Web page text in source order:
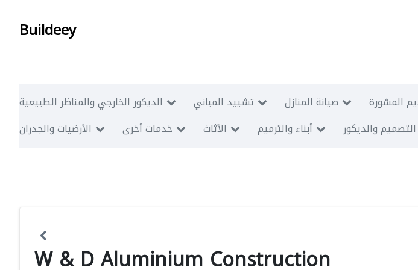
Buildeey
الديكور الخارجي والمناظر الطبيعية تشييد المباني صيانة المنازل المشورة
الأرضيات والجدران
خدمات أخرى الأثاث أبناء والترميم التصميم والديكور
W & D Aluminium Construction